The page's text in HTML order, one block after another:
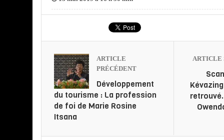
ARTICLE
PRÉCÉDENT
Développement
du tourisme : La profession
de foi de Marie Rosine
Itsana
ARTICLE